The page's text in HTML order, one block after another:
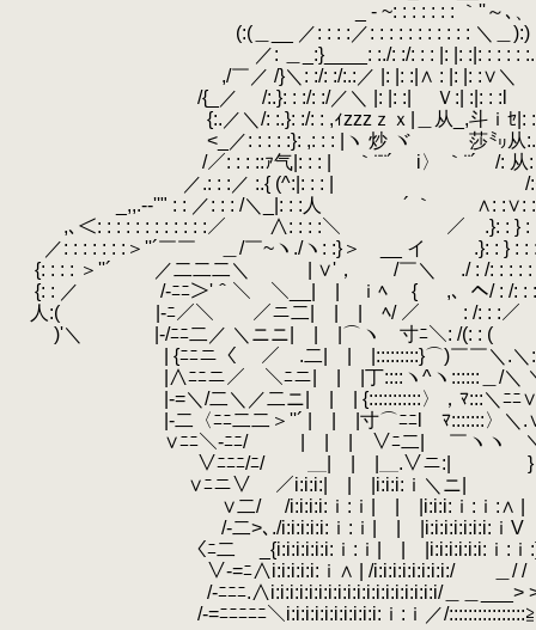
_ - ~: : : : : : : ｀''～､、
(:(＿__ ／: : : :／: : : : : : : : : : : ＼＿):)
／: ＿_:}____: :./: :/: : : |: |: :|: : : : :
,/￣／ /}＼: :/: :/:.:／ |: |: :|∧ : |: |: :∨＼
/{_／ /:.}: : :/: :/／＼ |: |: :| Ｖ:| :|: : :l
{:.／＼/: :.}: :/: : ,ｨzzzｚｘ|＿从_,斗ｉｾ|: :
<_／: : : : :}: ,: : : |ヽ 炒 ヾ 莎㍉从:.:|:
/／: : : ::ｧ气|: : : | ｀¨¨´ i〉 ｀¨´ /: 从: :
／.: : :／ :.{ (^:|: : : | /:ｲ/: : :
_,,.-‐''" : : ／: : : /＼_|: : :人 ´ ｀ ∧: :∨: :
,､＜: : : : : : : : : : : :／
∧: : : :＼ ／ .}: : } : : :
／: : : : : : :＞''´￣￣
＿/￣~ヽ./ヽ: :}＞ __ イ .}: : } : : :
{: : : : ＞''´ ／二二二＼ | ∨'， /￣＼ ./ : /: : : : :
{: : ／ /-ﾆﾆ＞'＾＼￣＼__| | ｉﾍ { ,、ヘ/ : /: : :
人:( |-ﾆ／＼ ／ニ二| | | ﾍ/ ／￣￣ : /: : :／
)'＼ |-/ﾆﾆ二／ ＼ニニ| | |⌒ヽ 寸ﾆ＼: /(: : (
| {ﾆﾆニ〈 ／￣.二| | |:::::::::}⌒)￣￣＼.＼:
|∧ﾆﾆニ／ ＼ﾆニ| | |丁::::ヽ^ヽ::::::＿/＼ ＼
|-=＼/二＼／二ニ| | | {:::::::::::〉，ﾏ:::＼ﾆﾆ
|-二〈ﾆﾆ二二＞''´ | | |寸⌒ﾆﾆl ﾏ:::::::〉＼
∨ﾆﾆ＼-ﾆﾆ/.
| | | ∨ﾆ二| ￣ヽヽ
∨ﾆﾆﾆ/ﾆ/ ＿| | |＿.∨ニ:| }
∨ﾆニ∨ ／i:i:i:| | |i:i:i:ｉ＼ニ| }
∨二/ /i:i:i:i:ｉ:ｉ| | |i:i:i:ｉ:ｉ:∧
/-二>､./i:i:i:i:i:ｉ:ｉ| | |i:i:i:i:i:i:i:
〈ﾆ二ゝ _{i:i:i:i:i:i:ｉ:ｉ| | |i:i:i:i:i:i:
∨-=ﾆ∧i:i:i:i:i:ｉ∧ | /i:i:i:i:i:i:i:i:/ ＿/ /.
/-ﾆﾆﾆ.∧i:i:i:i:i:i:i:i:i:i:i:i:i:i:i:i:i:i/＿＿___> >
/-=ﾆﾆﾆﾆﾆ＼i:i:i:i:i:i:i:i:i:i:ｉ:ｉ／/